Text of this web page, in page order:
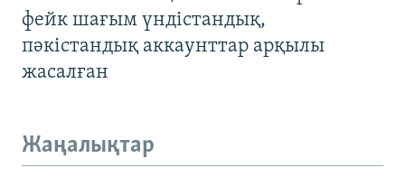
фейк шағым үндістандық,
пәкістандық аккаунттар арқылы
жасалған
Жаңалықтар